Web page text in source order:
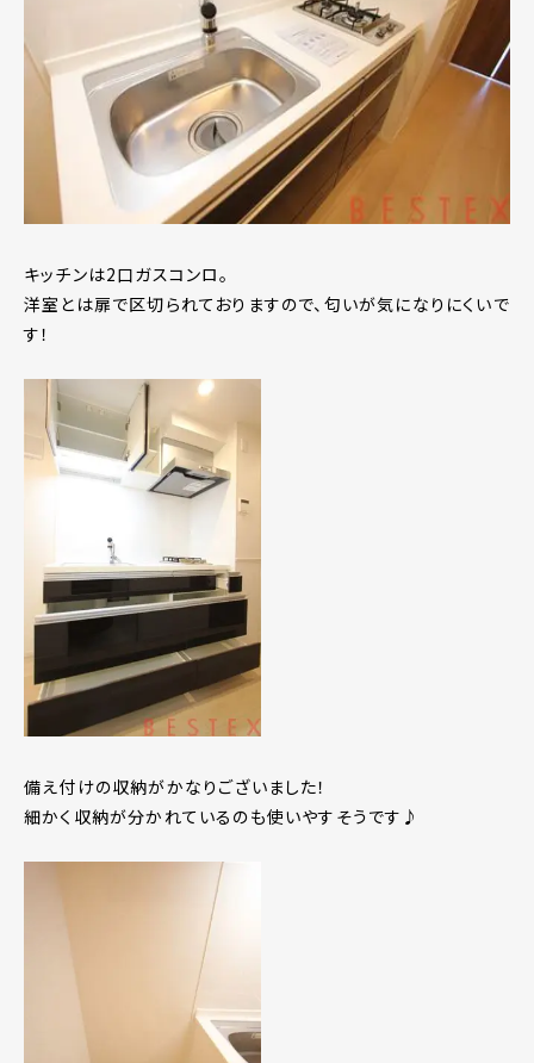
キッチンは2口ガスコンロ。
洋室とは扉で区切られておりますので、匂いが気になりにくいで
す！
備え付けの収納がかなりございました！
細かく収納が分かれているのも使いやすそうです♪